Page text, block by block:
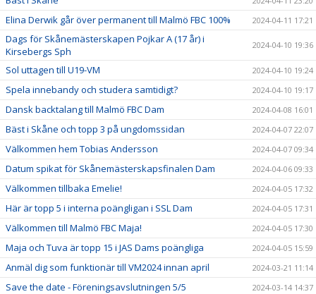
Elina Derwik går över permanent till Malmö FBC 100% 2024-04-11 17:21
Dags för Skånemästerskapen Pojkar A (17 år) i
Kirsebergs Sph
2024-04-10 19:36
Sol uttagen till U19-VM 2024-04-10 19:24
Spela innebandy och studera samtidigt? 2024-04-10 19:17
Dansk backtalang till Malmö FBC Dam 2024-04-08 16:01
Bäst i Skåne och topp 3 på ungdomssidan 2024-04-07 22:07
Välkommen hem Tobias Andersson 2024-04-07 09:34
Datum spikat för Skånemästerskapsfinalen Dam 2024-04-06 09:33
Välkommen tillbaka Emelie! 2024-04-05 17:32
Här är topp 5 i interna poängligan i SSL Dam 2024-04-05 17:31
Välkommen till Malmö FBC Maja! 2024-04-05 17:30
Maja och Tuva är topp 15 i JAS Dams poängliga 2024-04-05 15:59
Anmäl dig som funktionär till VM2024 innan april 2024-03-21 11:14
Save the date - Föreningsavslutningen 5/5 2024-03-14 14:37